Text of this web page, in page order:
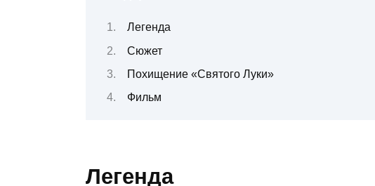
Легенда
Сюжет
Похищение «Святого Луки»
Фильм
Легенда